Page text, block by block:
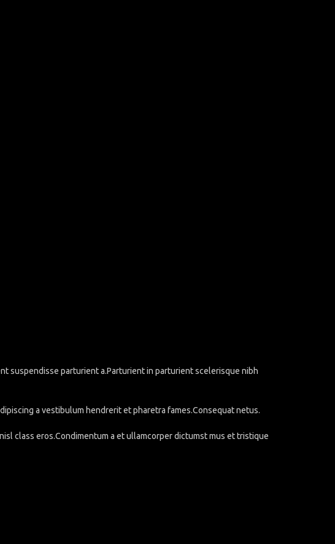
suspendisse parturient a.Parturient in parturient scelerisque nibh
a vestibulum hendrerit et pharetra fames.Consequat netus.
class eros.Condimentum a et ullamcorper dictumst mus et tristique